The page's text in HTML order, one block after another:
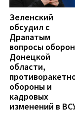
Зеленский
обсудил с
Драпатым
вопросы
Донецкой
области,
обороны и
кадровых
изменений в